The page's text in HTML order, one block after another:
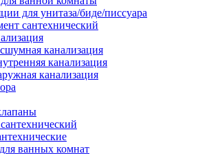
для унитаза/биде/писсуара
сантехнический
канализация
канализация
канализация
ванных комнат